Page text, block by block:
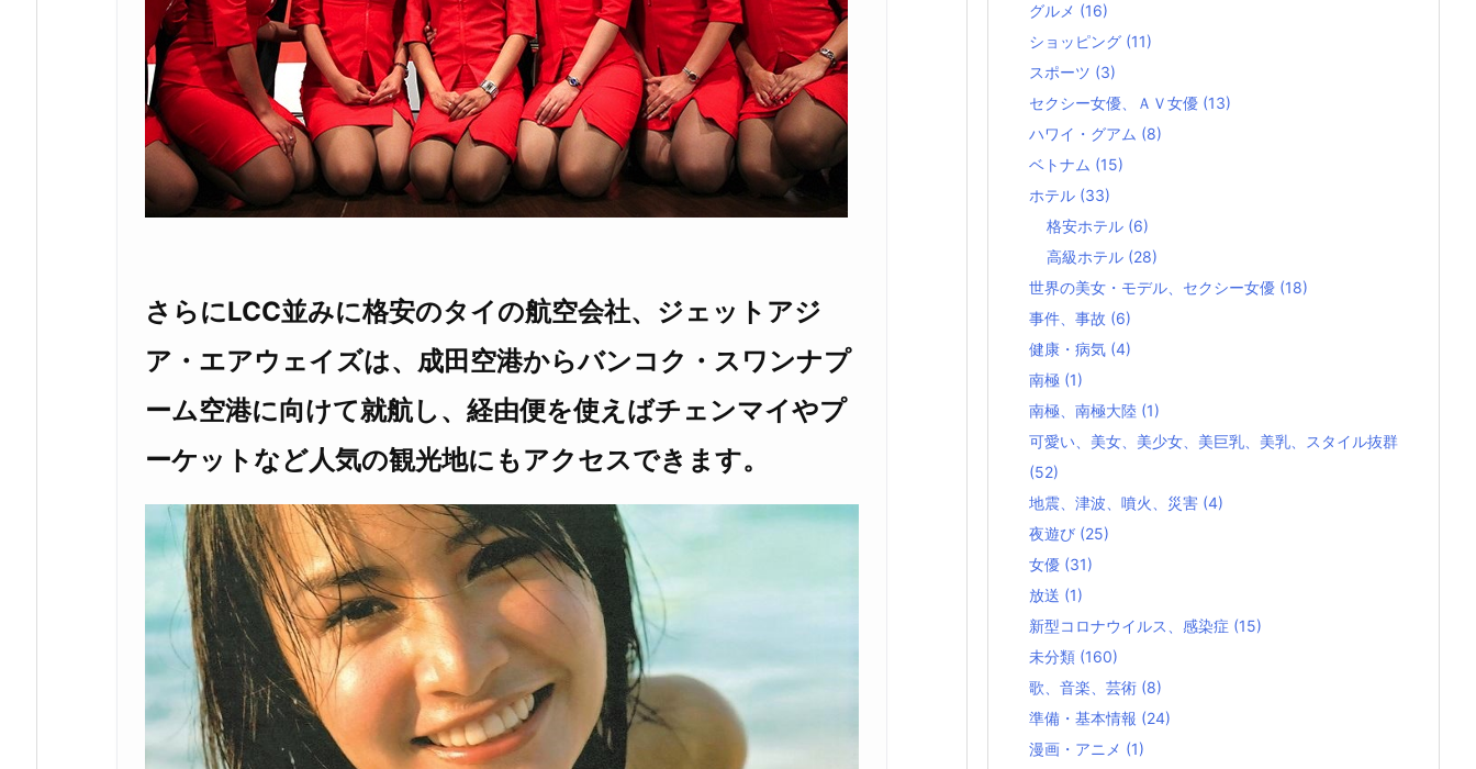
さらにLCC並みに格安のタイの航空会社、ジェットアジ
ア・エアウェイズは、成田空港からバンコク・スワンナプ
ーム空港に向けて就航し、経由便を使えばチェンマイやプ
ーケットなど人気の観光地にもアクセスできます。
グルメ (16)
ショッピング (11)
スポーツ (3)
セクシー女優、ＡＶ女優 (13)
ハワイ・グアム (8)
ベトナム (15)
ホテル (33)
格安ホテル (6)
高級ホテル (28)
世界の美女・モデル、セクシー女優 (18)
事件、事故 (6)
健康・病気 (4)
南極 (1)
南極、南極大陸 (1)
可愛い、美女、美少女、美巨乳、美乳、スタイル抜群
(52)
地震、津波、噴火、災害 (4)
夜遊び (25)
女優 (31)
放送 (1)
新型コロナウイルス、感染症 (15)
未分類 (160)
歌、音楽、芸術 (8)
準備・基本情報 (24)
漫画・アニメ (1)